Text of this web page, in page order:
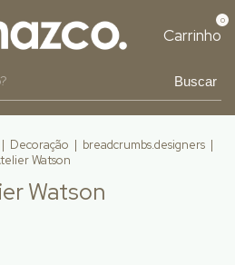
Carrinho
0
Buscar
| Decoração | breadcrumbs.designers |
Watson
Watson